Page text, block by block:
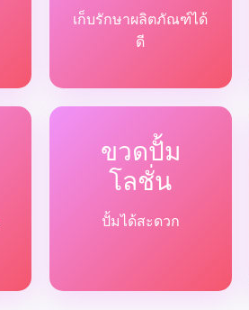
เก็บรักษาผลิตภัณฑ์ได้
ดี
ขวดปั้ม
โลชั่น
ปั้มได้สะดวก